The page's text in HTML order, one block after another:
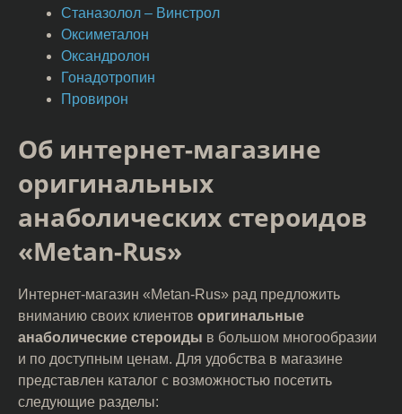
Станазолол – Винстрол
Оксиметалон
Оксандролон
Гонадотропин
Провирон
Об интернет-магазине
оригинальных
анаболических стероидов
«Metan-Rus»
Интернет-магазин «Metan-Rus» рад предложить
вниманию своих клиентов оригинальные
анаболические стероиды в большом многообразии
и по доступным ценам. Для удобства в магазине
представлен каталог с возможностью посетить
следующие разделы: